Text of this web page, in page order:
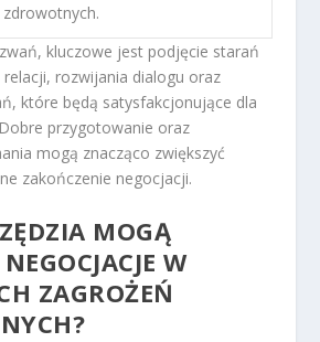
zdrowotnych.
kluczowe jest podjęcie starań
rozwijania dialogu oraz
które będą satysfakcjonujące dla
przygotowanie oraz
mogą znacząco zwiększyć
zakończenie negocjacji.
MOGĄ
W
ZAGROŻEŃ